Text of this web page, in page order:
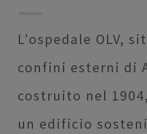
L'ospedale OLV,
confini esterni di
costruito nel
un edificio